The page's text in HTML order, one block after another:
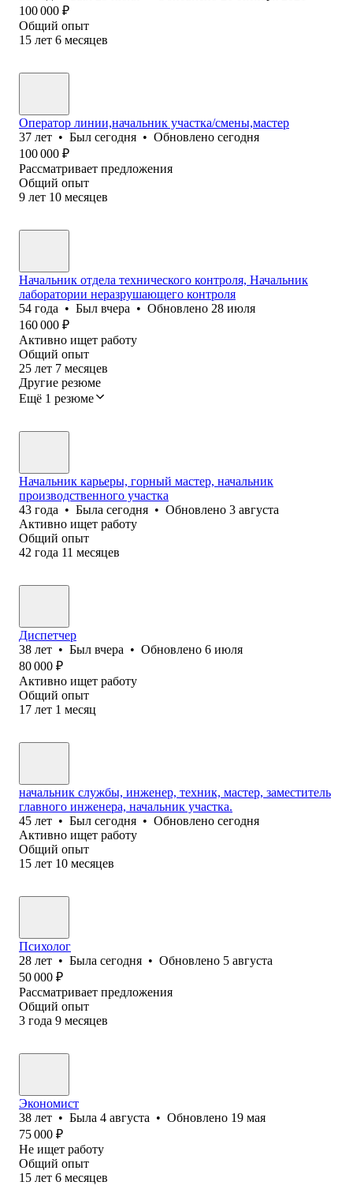
100 000 ₽
Общий опыт
15 лет 6 месяцев
Оператор линии,начальник участка/смены,мастер
37 лет • Был сегодня • Обновлено сегодня
100 000 ₽
Рассматривает предложения
Общий опыт
9 лет 10 месяцев
Начальник отдела технического контроля, Начальник
лаборатории неразрушающего контроля
54 года • Был вчера • Обновлено 28 июля
160 000 ₽
Активно ищет работу
Общий опыт
25 лет 7 месяцев
Другие резюме
Ещё 1 резюме
Начальник карьеры, горный мастер, начальник
производственного участка
43 года • Была сегодня • Обновлено 3 августа
Активно ищет работу
Общий опыт
42 года 11 месяцев
Диспетчер
38 лет • Был вчера • Обновлено 6 июля
80 000 ₽
Активно ищет работу
Общий опыт
17 лет 1 месяц
начальник службы, инженер, техник, мастер, заместитель
главного инженера, начальник участка.
45 лет • Был сегодня • Обновлено сегодня
Активно ищет работу
Общий опыт
15 лет 10 месяцев
Психолог
28 лет • Была сегодня • Обновлено 5 августа
50 000 ₽
Рассматривает предложения
Общий опыт
3 года 9 месяцев
Экономист
38 лет • Была 4 августа • Обновлено 19 мая
75 000 ₽
Не ищет работу
Общий опыт
15 лет 6 месяцев